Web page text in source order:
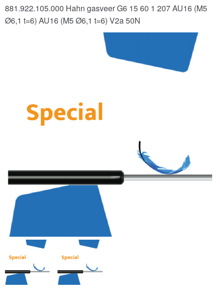
881.922.105.000 Hahn gasveer G6 15 60 1 207 AU16 (M5
Ø6,1 t=6) AU16 (M5 Ø6,1 t=6) V2a 50N